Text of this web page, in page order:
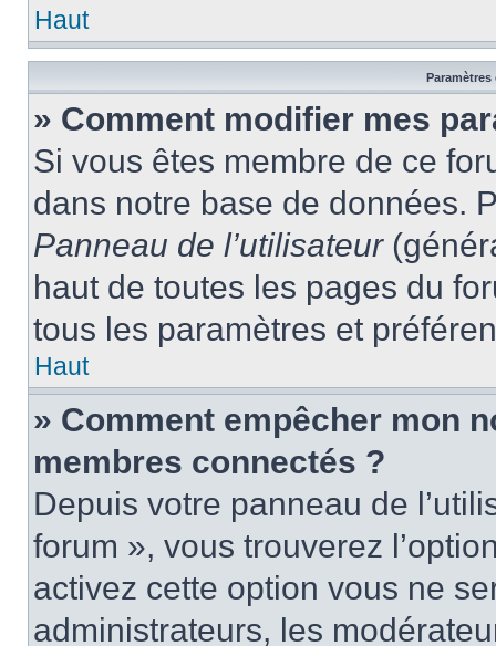
Haut
Paramètres
» Comment modifier mes
Si vous êtes membre de ce
dans notre base de données.
Panneau de l’utilisateur
haut de toutes les pages du
tous les paramètres et
Haut
» Comment empêcher mon
membres connectés ?
Depuis votre panneau de
forum », vous trouverez
activez cette option vous ne
administrateurs, les